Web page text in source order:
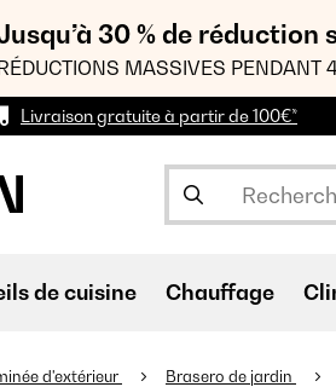
30 % de
MASSIVES PENDANT
Livraison gratuite à partir de 100€*
de cuisine Chauffage
d'extérieur Brasero de jardin